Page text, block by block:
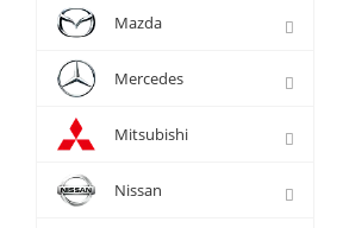
Mazda
Mercedes
Mitsubishi
Nissan